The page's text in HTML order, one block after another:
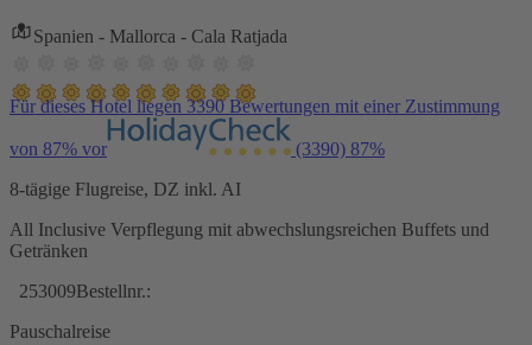
Spanien - Mallorca - Cala Ratjada
Für dieses Hotel liegen 3390 Bewertungen mit einer Zustimmung
von 87% vor (3390) 87%
8-tägige Flugreise, DZ inkl. AI
All Inclusive Verpflegung mit abwechslungsreichen Buffets und
Getränken
253009Bestellnr.:
Pauschalreise